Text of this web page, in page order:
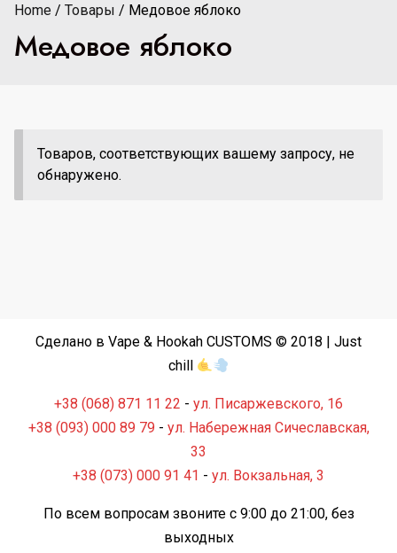
Home Товары Медовое яблоко
Медовое яблоко
Товаров, соответствующих вашему запросу, не
обнаружено.
Сделано в Vape & Hookah CUSTOMS © 2018 | Just
chill
+38 (068) 871 11 22 - ул. Писаржевского, 16
+38 (093) 000 89 79 - ул. Набережная Сичеславская,
33
+38 (073) 000 91 41 - ул. Вокзальная, 3
По всем вопросам звоните с 9:00 до 21:00, без
выходных